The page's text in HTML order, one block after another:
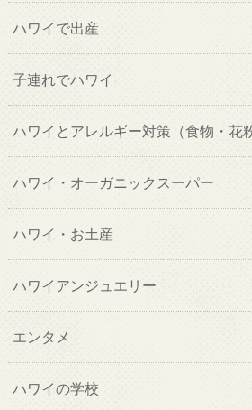
ハワイで出産
子連れでハワイ
ハワイとアレルギー対策（食物・花
ハワイ・オーガニックスーパー
ハワイ・お土産
ハワイアンジュエリー
エンタメ
ハワイの学校